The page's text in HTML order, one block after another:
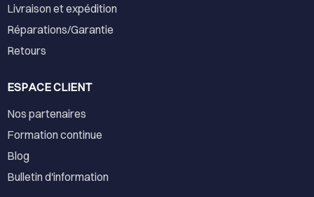
Livraison et expédition
Réparations/Garantie
Retours
ESPACE CLIENT
Nos partenaires
Formation continue
Blog
Bulletin d'information